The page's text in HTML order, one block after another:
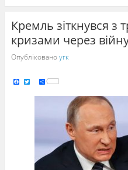
Кремль зіткнувся
кризами через
Опублікованоугк
Fa Tw S
h
a
r